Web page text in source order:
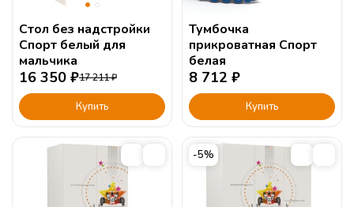
Стол без надстройки
Спорт белый для
мальчика
16 350 ₽17 211₽
Купить
Тумбочка
прикроватная Спорт
белая
8 712 ₽
Купить
-5%